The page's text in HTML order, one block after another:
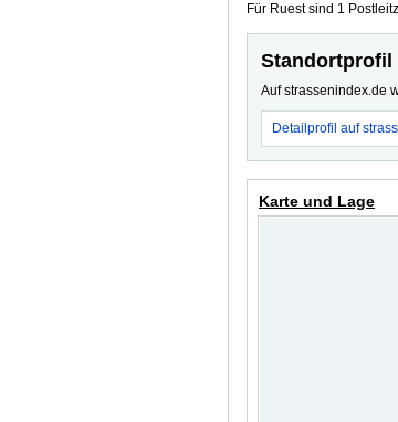
Für Ruest sind 1
Standortprofil
Auf strassenindex.de
Detailprofil auf
Karte und Lage